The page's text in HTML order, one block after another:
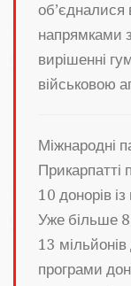
об’єдналися
напрямками
вирішенні
військовою
Міжнародні
10 донорів
Уже більше
13
програми